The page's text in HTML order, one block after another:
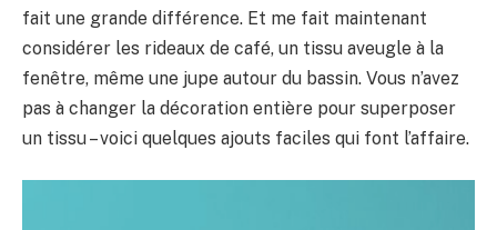
fait une grande différence. Et me fait maintenant
considérer les rideaux de café, un tissu aveugle à la
fenêtre, même une jupe autour du bassin. Vous n’avez
pas à changer la décoration entière pour superposer
un tissu – voici quelques ajouts faciles qui font l’affaire.